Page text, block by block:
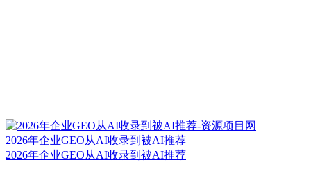
2026年企业GEO从AI收录到被AI推荐
2026年企业GEO从AI收录到被AI推荐